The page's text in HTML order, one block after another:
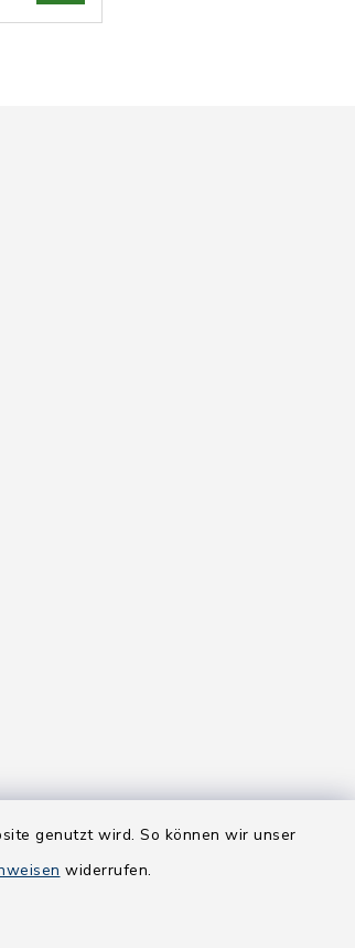
genutzt wird. So können wir unser
widerrufen.